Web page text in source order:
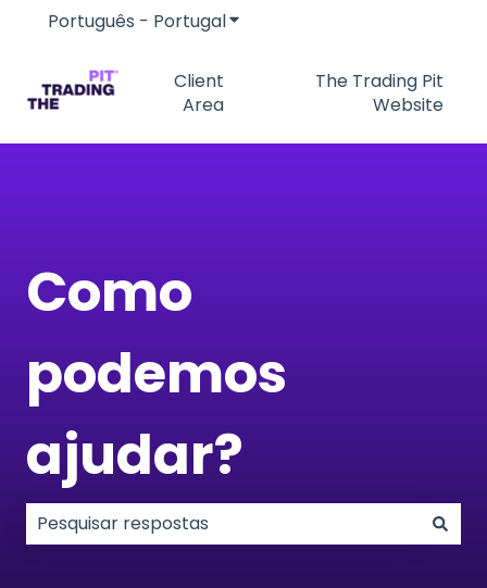
Português - PortugalMostrar submenu para
Client
Area
The Trading Pit
Website
Como
podemos
ajudar?